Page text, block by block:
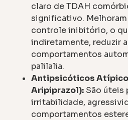
claro de TDAH
significativo. Melhoram
controle inibitório, o
indiretamente, reduzir
comportamentos
palilalia.
Antipsicóticos
Aripiprazol): São úteis
irritabilidade,
comportamentos